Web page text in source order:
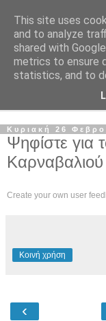
Κυριακή 26
Ψηφίστε για
Καρναβαλιού
Create your own user
Κοινή χρήση
‹
This site uses
and to analyze
shared with
metrics to ensure
statistics, and to